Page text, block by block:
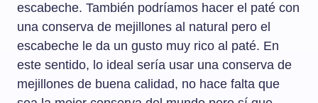
escabeche. También podríamos hacer el paté con
una conserva de mejillones al natural pero el
escabeche le da un gusto muy rico al paté. En
este sentido, lo ideal sería usar una conserva de
mejillones de buena calidad, no hace falta que